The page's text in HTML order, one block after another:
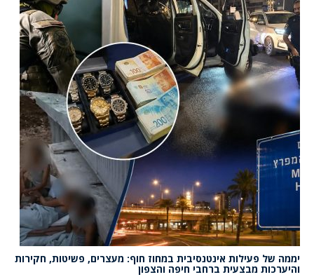
יממה של פעילות אינטנסיבית במחוז חוף: מעצרים, פשיטות, חקירות
והיערכות מבצעית ברחבי חיפה והצפון